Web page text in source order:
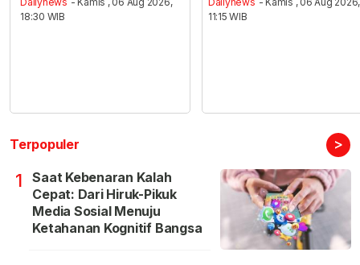
18:30 WIB
11:15 WIB
Terpopuler >
1
Saat Kebenaran Kalah
Cepat: Dari Hiruk-Pikuk
Media Sosial Menuju
Ketahanan Kognitif Bangsa